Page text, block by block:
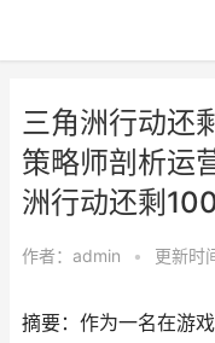
三角洲行动还
策略师剖析运
洲行动还剩
作者： admin • 更新时
摘要：作为一名在游